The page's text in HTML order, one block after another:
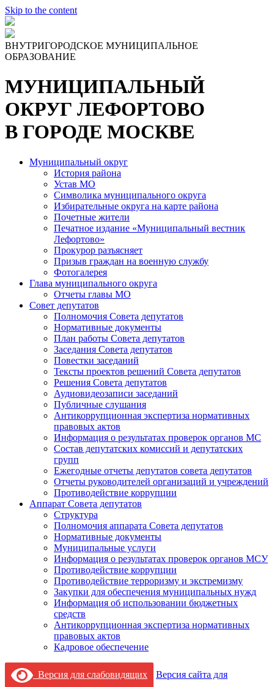
Skip to the content
ВНУТРИГОРОДСКОЕ МУНИЦИПАЛЬНОЕ
ОБРАЗОВАНИЕ
МУНИЦИПАЛЬНЫЙ
ОКРУГ ЛЕФОРТОВО
В ГОРОДЕ МОСКВЕ
Муниципальный округ
История района
Устав МО
Символика муниципального округа
Избирательные округа на карте района
Почетные жители
Печатное издание «Муниципальный вестник
Лефортово»
Прокурор разъясняет
Призыв граждан на военную службу
Фотогалерея
Глава муниципального округа
Отчеты главы МО
Совет депутатов
Полномочия Совета депутатов
Нормативные документы
План работы Совета депутатов
Заседания Cовета депутатов
Повестки заседаний
Тексты проектов решений Совета депутатов
Решения Совета депутатов
Аудиовидеозаписи заседаний
Публичные слушания
Антикоррупционная экспертиза нормативных
правовых актов
Информация о результатах проверок органов МС
Состав депутатских комиссий и депутатских
групп
Ежегодные отчеты депутатов совета депутатов
Отчеты руководителей организаций и учреждений
Противодействие коррупции
Аппарат Совета депутатов
Структура
Полномочия аппарата Совета депутатов
Нормативные документы
Муниципальные услуги
Информация о результатах проверок органов МСУ
Противодействие коррупции
Противодействие терроризму и экстремизму
Закупки для обеспечения муниципальных нужд
Информация об использовании бюджетных
средств
Антикоррупционная экспертиза нормативных
правовых актов
Кадровое обеспечение
Версия для слабовидящих
Версия сайта для